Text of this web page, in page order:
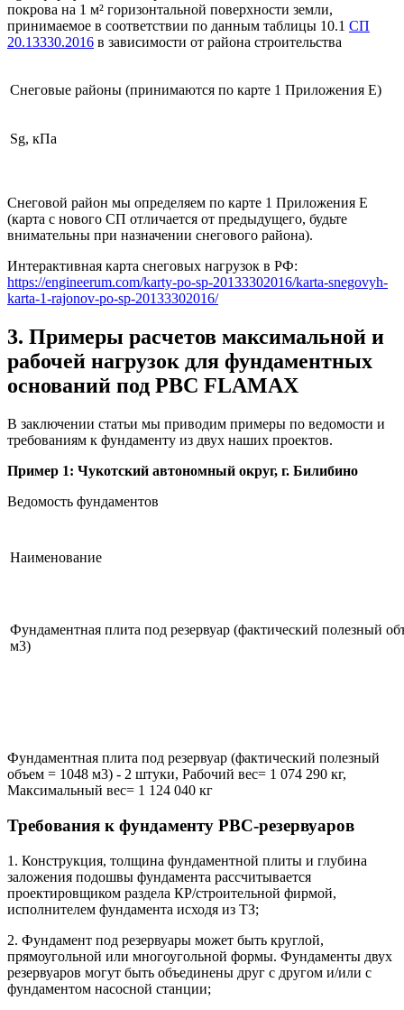
покрова на 1 м² горизонтальной поверхности земли,
принимаемое в соответствии по данным таблицы 10.1 СП
20.13330.2016 в зависимости от района строительства
Снеговые районы (принимаются по карте 1 Приложения Е)
Sg, кПа
Снеговой район мы определяем по карте 1 Приложения Е
(карта с нового СП отличается от предыдущего, будьте
внимательны при назначении снегового района).
Интерактивная карта снеговых нагрузок в РФ:
https://engineerum.com/karty-po-sp-20133302016/karta-snegovyh-
karta-1-rajonov-po-sp-20133302016/
3. Примеры расчетов максимальной и
рабочей нагрузок для фундаментных
оснований под РВС FLAMAX
В заключении статьи мы приводим примеры по ведомости и
требованиям к фундаменту из двух наших проектов.
Пример 1: Чукотский автономный округ, г. Билибино
Ведомость фундаментов
Наименование
Фундаментная плита под резервуар (фактический полезный
м3)
Фундаментная плита под резервуар (фактический полезный
объем = 1048 м3) - 2 штуки, Рабочий вес= 1 074 290 кг,
Максимальный вес= 1 124 040 кг
Требования к фундаменту РВС-резервуаров
1. Конструкция, толщина фундаментной плиты и глубина
заложения подошвы фундамента рассчитывается
проектировщиком раздела КР/строительной фирмой,
исполнителем фундамента исходя из ТЗ;
2. Фундамент под резервуары может быть круглой,
прямоугольной или многоугольной формы. Фундаменты двух
резервуаров могут быть объединены друг с другом и/или с
фундаментом насосной станции;